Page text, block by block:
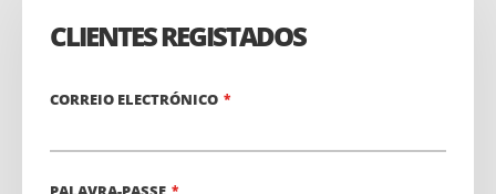
CLIENTES REGISTADOS
CORREIO ELECTRÓNICO